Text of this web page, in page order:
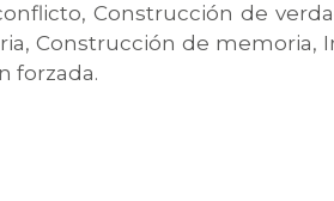
Construcción de
Construcción de memoria,
forzada.